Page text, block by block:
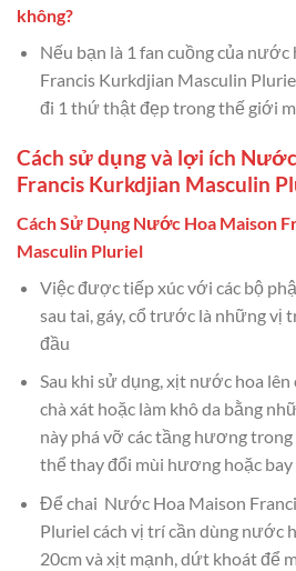
không?
Nếu bạn là 1 fan cuồng của
Francis Kurkdjian Masculin
đi 1 thứ thật đẹp trong thế giới
Cách sử dụng và lợi ích
Francis Kurkdjian Masculin
Cách Sử Dụng Nước Hoa Maison
Masculin Pluriel
Việc được tiếp xúc với các bộ
sau tai, gáy, cổ trước là những vị
đầu
Sau khi sử dụng, xịt nước hoa
chà xát hoặc làm khô da bằng
này phá vỡ các tầng hương
thể thay đổi mùi hương hoặc
Để chai Nước Hoa Maison
Pluriel cách vị trí cần dùng nước
20cm và xịt mạnh, dứt khoát để